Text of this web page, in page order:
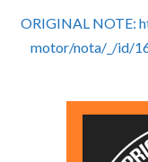
ORIGINAL NOTE:
motor/nota/_/id/